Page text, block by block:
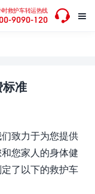

时救护车转运热线
9090-120 
标准
致力于为您提供
您家人的身体健
了以下的救护车